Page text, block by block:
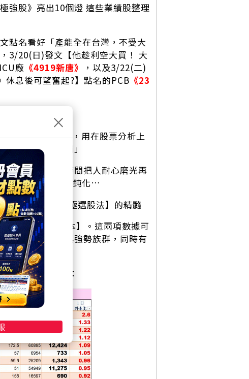
強股》亮出10個燈 這些業績股整理
點名看好「產能全在台灣，不受大
，3/20(日)發文【他趁利空大買！ 大
廠 《4919新唐》
，以及3/22(二)
息後可望奮起?】點名的PCB 《23
儀、兩儀分陰陽，用在股票分析上
在外的「技術面」
可以拉長吃貨時間把人耐心磨光再
突(跌)破、指標鈍化…
，這就是【太極選股法】的精髓
張數／個股股本】。這兩項數據可
到中小型飆股與強勢族群，同時有
難
的個股可留意：
×